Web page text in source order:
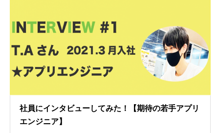
社員にインタビューしてみた！【期待の若手アプリ
エンジニア】